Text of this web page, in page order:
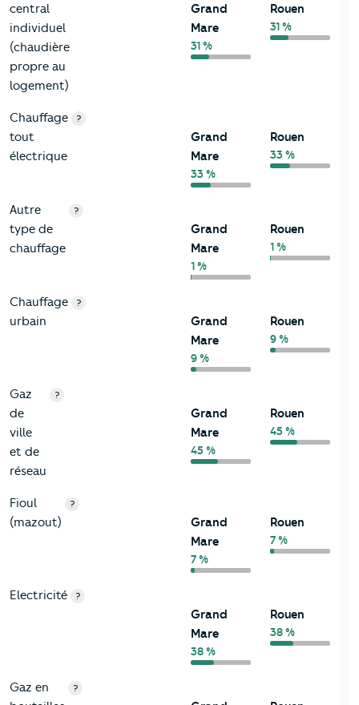
central
individuel
(chaudière
propre au
logement)
Grand
Mare
31 %
Rouen
31 %
Chauffage
tout
électrique
?
Grand
Mare
33 %
Rouen
33 %
Autre
type de
chauffage
?
Grand
Mare
1 %
Rouen
1 %
Chauffage
urbain
?
Grand
Mare
9 %
Rouen
9 %
Gaz
de
ville
et de
réseau
?
Grand
Mare
45 %
Rouen
45 %
Fioul
(mazout)
?
Grand
Mare
7 %
Rouen
7 %
Electricité ?
Grand
Mare
38 %
Rouen
38 %
Gaz en
?